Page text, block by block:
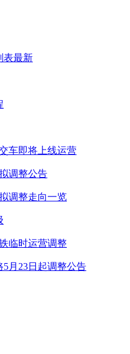
表最新
车即将上线运营
调整公告
调整走向一览
临时运营调整
月23日起调整公告